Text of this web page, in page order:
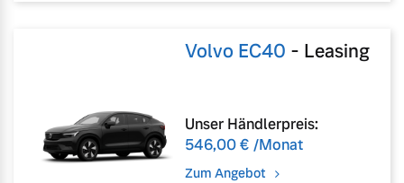
Mehr erfahren
Volvo EC40 - Leasing
Unser Händlerpreis:
546,00 € /Monat
Zum Angebot